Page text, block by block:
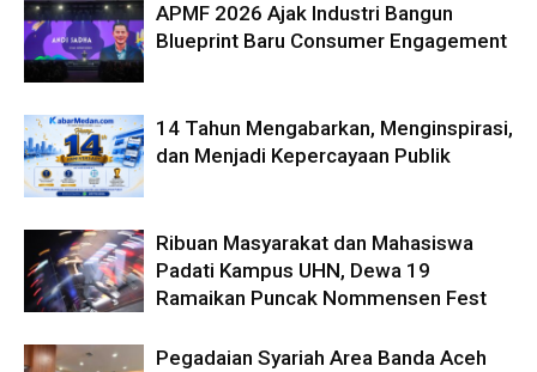
APMF 2026 Ajak Industri Bangun
Blueprint Baru Consumer Engagement
14 Tahun Mengabarkan, Menginspirasi,
dan Menjadi Kepercayaan Publik
Ribuan Masyarakat dan Mahasiswa
Padati Kampus UHN, Dewa 19
Ramaikan Puncak Nommensen Fest
Pegadaian Syariah Area Banda Aceh